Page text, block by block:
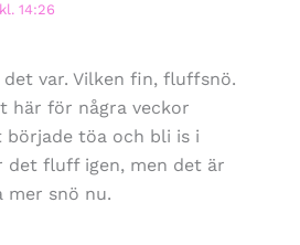
14:26
det var. Vilken fin, fluffsnö.
här för några veckor
började töa och bli is i
det fluff igen, men det är
mer snö nu.